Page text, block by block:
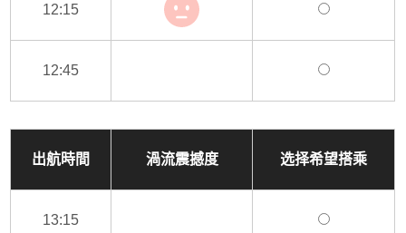
12:15
12:45
出航時間 渦流震撼度 选择希望搭乘
13:15